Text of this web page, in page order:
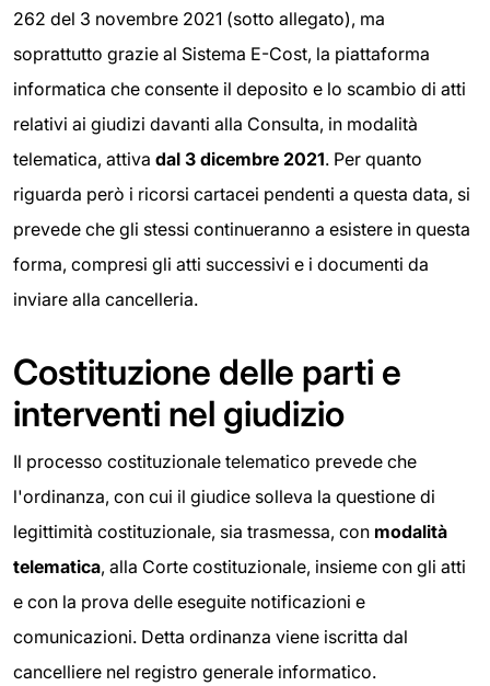
262 del 3 novembre 2021 (sotto allegato), ma
soprattutto grazie al Sistema E-Cost, la piattaforma
informatica che consente il deposito e lo scambio di atti
relativi ai giudizi davanti alla Consulta, in modalità
telematica, attiva dal 3 dicembre 2021. Per quanto
riguarda però i ricorsi cartacei pendenti a questa data, si
prevede che gli stessi continueranno a esistere in questa
forma, compresi gli atti successivi e i documenti da
inviare alla cancelleria.
Costituzione delle parti e
interventi nel giudizio
Il processo costituzionale telematico prevede che
l'ordinanza, con cui il giudice solleva la questione di
legittimità costituzionale, sia trasmessa, con modalità
telematica, alla Corte costituzionale, insieme con gli atti
e con la prova delle eseguite notificazioni e
comunicazioni. Detta ordinanza viene iscritta dal
cancelliere nel registro generale informatico.